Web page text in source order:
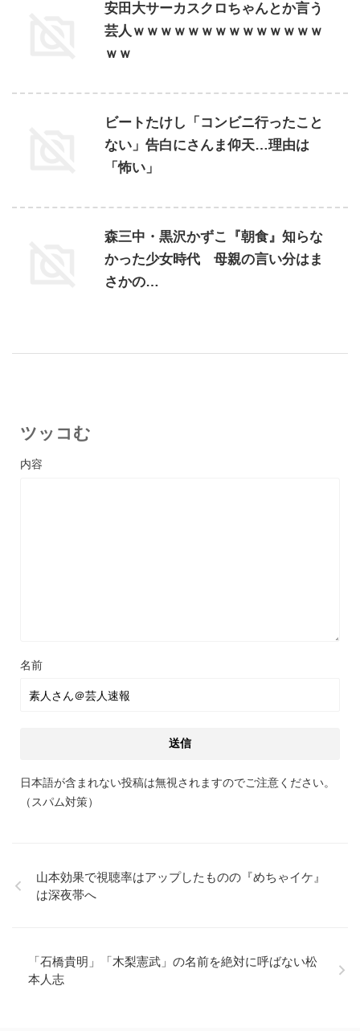
安田大サーカスクロちゃんとか言う
芸人ｗｗｗｗｗｗｗｗｗｗｗｗｗｗ
ｗｗ
ビートたけし「コンビニ行ったこと
ない」告白にさんま仰天…理由は
「怖い」
森三中・黒沢かずこ『朝食』知らな
かった少女時代 母親の言い分はま
さかの…
ツッコむ
名前
日本語が含まれない投稿は無視されますのでご注意ください。
（スパム対策）
山本効果で視聴率はアップしたものの『めちゃイケ』
は深夜帯へ
「石橋貴明」「木梨憲武」の名前を絶対に呼ばない松
本人志